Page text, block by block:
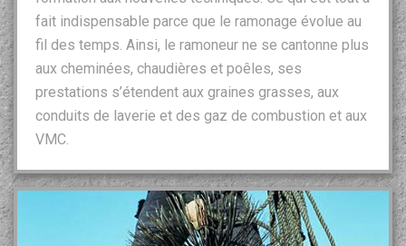
fait indispensable parce que le ramonage évolue au
fil des temps. Ainsi, le ramoneur ne se cantonne plus
aux cheminées, chaudières et poêles, ses
prestations s’étendent aux graines grasses, aux
conduits de laverie et des gaz de combustion et aux
VMC.